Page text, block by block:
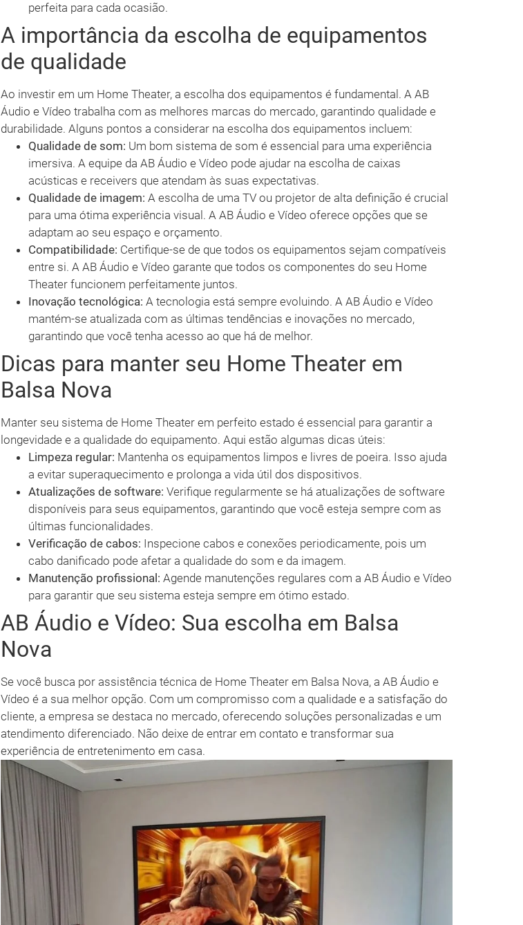
perfeita para cada ocasião.
A importância da escolha de equipamentos
de qualidade
Ao investir em um Home Theater, a escolha dos equipamentos é fundamental. A AB
Áudio e Vídeo trabalha com as melhores marcas do mercado, garantindo qualidade e
durabilidade. Alguns pontos a considerar na escolha dos equipamentos incluem:
Qualidade de som: Um bom sistema de som é essencial para uma experiência
imersiva. A equipe da AB Áudio e Vídeo pode ajudar na escolha de caixas
acústicas e receivers que atendam às suas expectativas.
Qualidade de imagem: A escolha de uma TV ou projetor de alta definição é crucial
para uma ótima experiência visual. A AB Áudio e Vídeo oferece opções que se
adaptam ao seu espaço e orçamento.
Compatibilidade: Certifique-se de que todos os equipamentos sejam compatíveis
entre si. A AB Áudio e Vídeo garante que todos os componentes do seu Home
Theater funcionem perfeitamente juntos.
Inovação tecnológica: A tecnologia está sempre evoluindo. A AB Áudio e Vídeo
mantém-se atualizada com as últimas tendências e inovações no mercado,
garantindo que você tenha acesso ao que há de melhor.
Dicas para manter seu Home Theater em
Balsa Nova
Manter seu sistema de Home Theater em perfeito estado é essencial para garantir a
longevidade e a qualidade do equipamento. Aqui estão algumas dicas úteis:
Limpeza regular: Mantenha os equipamentos limpos e livres de poeira. Isso ajuda
a evitar superaquecimento e prolonga a vida útil dos dispositivos.
Atualizações de software: Verifique regularmente se há atualizações de software
disponíveis para seus equipamentos, garantindo que você esteja sempre com as
últimas funcionalidades.
Verificação de cabos: Inspecione cabos e conexões periodicamente, pois um
cabo danificado pode afetar a qualidade do som e da imagem.
Manutenção profissional: Agende manutenções regulares com a AB Áudio e Vídeo
para garantir que seu sistema esteja sempre em ótimo estado.
AB Áudio e Vídeo: Sua escolha em Balsa
Nova
Se você busca por assistência técnica de Home Theater em Balsa Nova, a AB Áudio e
Vídeo é a sua melhor opção. Com um compromisso com a qualidade e a satisfação do
cliente, a empresa se destaca no mercado, oferecendo soluções personalizadas e um
atendimento diferenciado. Não deixe de entrar em contato e transformar sua
experiência de entretenimento em casa.